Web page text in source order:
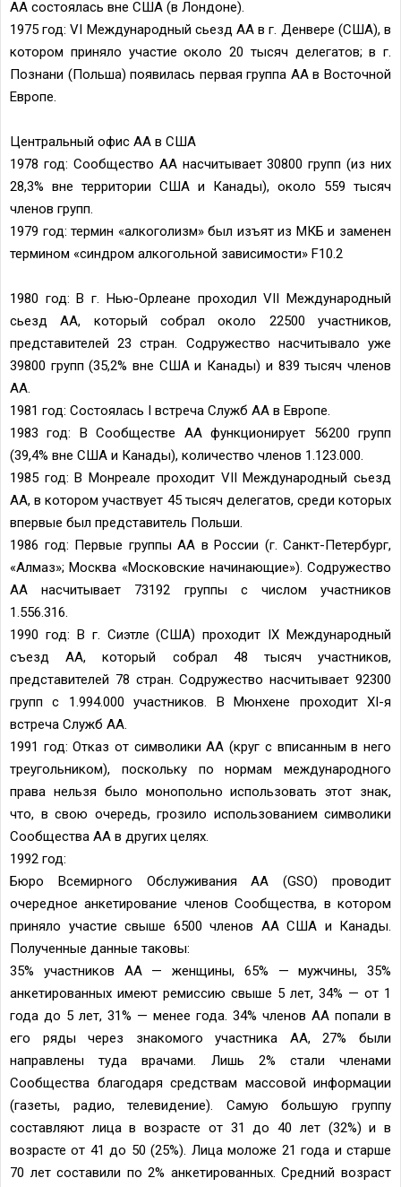
АА состоялась вне США (в Лондоне).
1975 год: VI Международный сьезд АА в г. Денвере (США), в
котором приняло участие около 20 тысяч делегатов; в г.
Познани (Польша) появилась первая группа АА в Восточной
Европе.
Центральный офис АА в США
1978 год: Сообщество АА насчитывает 30800 групп (из них
28,3% вне территории США и Канады), около 559 тысяч
членов групп.
1979 год: термин «алкоголизм» был изъят из МКБ и заменен
термином «синдром алкогольной зависимости» F10.2
1980 год: В г. Нью-Орлеане проходил VII Международный
сьезд АА, который собрал около 22500 участников,
представителей 23 стран. Содружество насчитывало уже
39800 групп (35,2% вне США и Канады) и 839 тысяч членов
АА.
1981 год: Состоялась I встреча Служб АА в Европе.
1983 год: В Сообществе АА функционирует 56200 групп
(39,4% вне США и Канады), количество членов 1.123.000.
1985 год: В Монреале проходит VII Международный сьезд
АА, в котором участвует 45 тысяч делегатов, среди которых
впервые был представитель Польши.
1986 год: Первые группы АА в России (г. Санкт-Петербург,
«Алмаз»; Москва «Московские начинающие»). Содружество
АА насчитывает 73192 группы с числом участников
1.556.316.
1990 год: В г. Сиэтле (США) проходит IX Международный
съезд АА, который собрал 48 тысяч участников,
представителей 78 стран. Содружество насчитывает 92300
групп с 1.994.000 участников. В Мюнхене проходит XI-я
встреча Служб АА.
1991 год: Отказ от символики АА (круг с вписанным в него
треугольником), поскольку по нормам международного
права нельзя было монопольно использовать этот знак,
что, в свою очередь, грозило использованием символики
Сообщества АА в других целях.
1992 год:
Бюро Всемирного Обслуживания АА (GSO) проводит
очередное анкетирование членов Сообщества, в котором
приняло участие свыше 6500 членов АА США и Канады.
Полученные данные таковы:
35% участников АА — женщины, 65% — мужчины, 35%
анкетированных имеют ремиссию свыше 5 лет, 34% — от 1
года до 5 лет, 31% — менее года. 34% членов АА попали в
его ряды через знакомого участника АА, 27% были
направлены туда врачами. Лишь 2% стали членами
Сообщества благодаря средствам массовой информации
(газеты, радио, телевидение). Самую большую группу
составляют лица в возрасте от 31 до 40 лет (32%) и в
возрасте от 41 до 50 (25%). Лица моложе 21 года и старше
70 лет составили по 2% анкетированных. Средний возраст